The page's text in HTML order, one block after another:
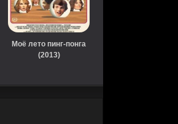
Моё лето пинг-понга
(2013)